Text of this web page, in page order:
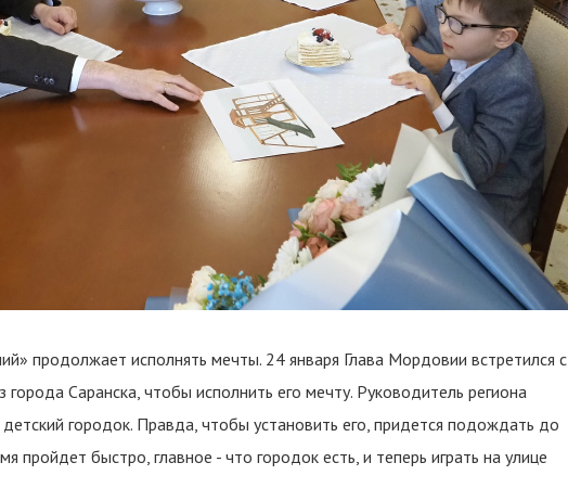
продолжает исполнять мечты. 24 января Глава Мордовии встретился с
Саранска, чтобы исполнить его мечту. Руководитель региона
городок. Правда, чтобы установить его, придется подождать до
пройдет быстро, главное - что городок есть, и теперь играть на улице